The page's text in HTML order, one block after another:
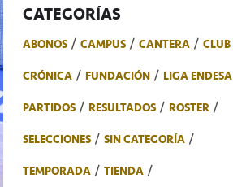
CATEGORÍAS
ABONOS CAMPUS CANTERA
CLUB
CRÓNICA
FUNDACIÓN
LIGA ENDESA
PARTIDOS
RESULTADOS
ROSTER
SELECCIONES
SIN CATEGORÍA
TEMPORADA
TIENDA